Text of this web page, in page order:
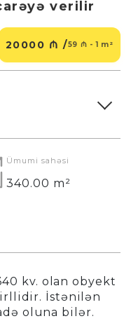
verilir
20000 ₼ /59 ₼ - 1 m²
Ümumi sahəsi
340.00 m²
kv. olan obyekt
İstənilən
oluna bilər.